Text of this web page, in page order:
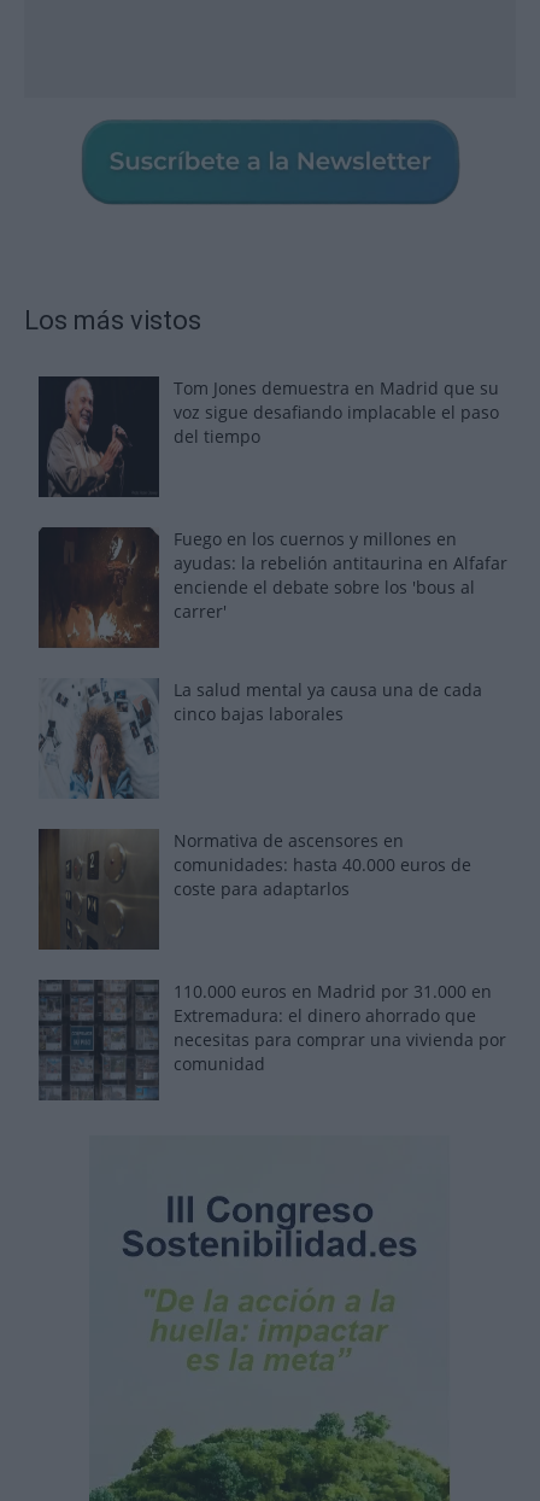
Los más vistos
Tom Jones demuestra en Madrid que su
voz sigue desafiando implacable el paso
del tiempo
Fuego en los cuernos y millones en
ayudas: la rebelión antitaurina en Alfafar
enciende el debate sobre los 'bous al
carrer'
La salud mental ya causa una de cada
cinco bajas laborales
Normativa de ascensores en
comunidades: hasta 40.000 euros de
coste para adaptarlos
110.000 euros en Madrid por 31.000 en
Extremadura: el dinero ahorrado que
necesitas para comprar una vivienda por
comunidad